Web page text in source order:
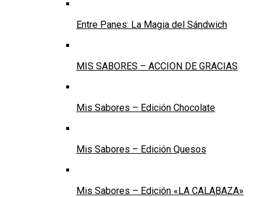
Entre Panes: La Magia del Sándwich
MIS SABORES – ACCION DE GRACIAS
Mis Sabores – Edición Chocolate
Mis Sabores – Edición Quesos
Mis Sabores – Edición «LA CALABAZA»